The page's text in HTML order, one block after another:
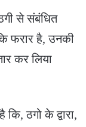
से संबंधित
फरार है, उनकी
कर लिया
ठगो के द्वारा,